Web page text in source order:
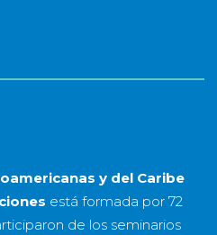
y del Caribe
está formada por 72
de los seminarios